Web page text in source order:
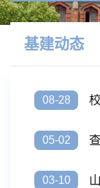
基建动态
08-28
05-02
03-10